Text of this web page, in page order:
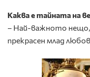
Каква е тайната на
– Най-важното нещо,
прекрасен млад